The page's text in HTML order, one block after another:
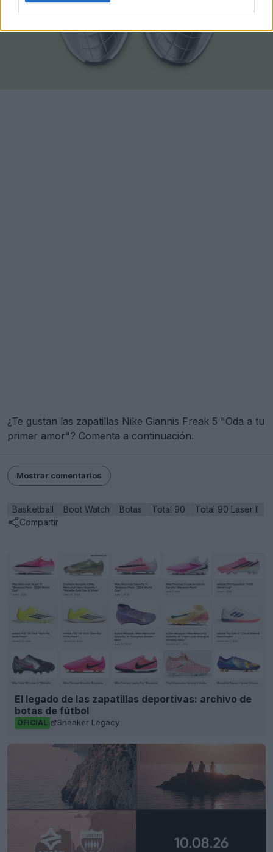
¿Te gustan las zapatillas Nike Giannis Freak 5 "Oda a tu
primer amor"? Comenta a continuación.
Mostrar comentarios
Basketball Boot Watch Botas Total 90
Total 90 Laser II
Compartir
El legado de las zapatillas deportivas: archivo de
botas de fútbol
OFICIAL Sneaker Legacy